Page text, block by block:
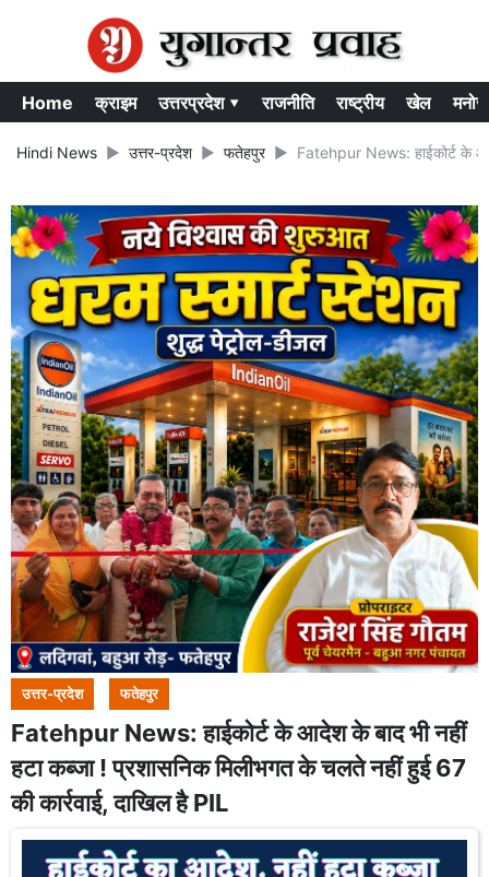
Home क्राइम उत्तरप्रदेश ▾ राजनीति राष्ट्रीय खेल
Hindi News उत्तर-प्रदेश फतेहपुर Fatehpur News: हाईकोर्ट के
उत्तर-प्रदेश फतेहपुर
Fatehpur News: हाईकोर्ट के आदेश के बाद भी नहीं
हटा कब्जा ! प्रशासनिक मिलीभगत के चलते नहीं हुई 67
की कार्रवाई, दाखिल है PIL